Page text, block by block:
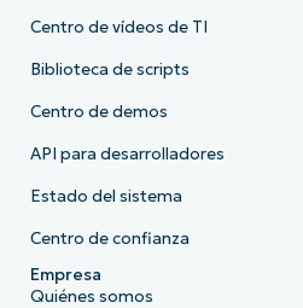
Centro de vídeos de TI
Biblioteca de scripts
Centro de demos
API para desarrolladores
Estado del sistema
Centro de confianza
Empresa
Quiénes somos